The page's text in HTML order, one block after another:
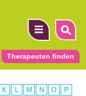
Therapeuten finden
K L M N O
P